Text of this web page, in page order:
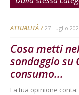
ATTUALITÀ 27 Luglio
Cosa metti
sondaggio su
consumo...
La tua opinione